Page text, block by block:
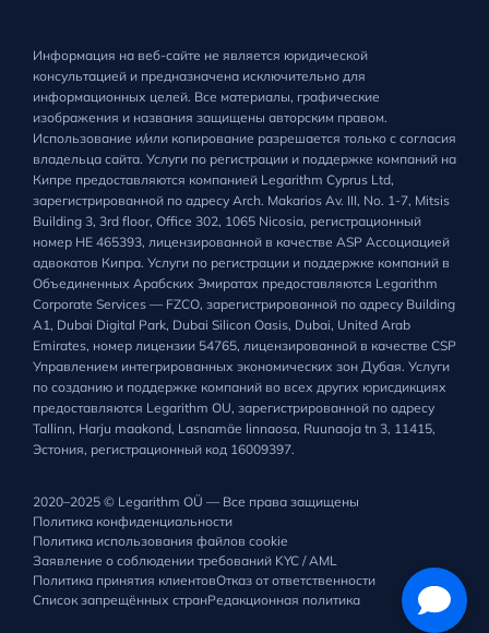
Информация на веб-сайте не является юридической
консультацией и предназначена исключительно для
информационных целей. Все материалы, графические
изображения и названия защищены авторским правом.
Использование и/или копирование разрешается только с согласия
владельца сайта. Услуги по регистрации и поддержке компаний на
Кипре предоставляются компанией Legarithm Cyprus Ltd,
зарегистрированной по адресу Arch. Makarios Av. III, No. 1-7, Mitsis
Building 3, 3rd floor, Office 302, 1065 Nicosia, регистрационный
номер HE 465393, лицензированной в качестве ASP Ассоциацией
адвокатов Кипра. Услуги по регистрации и поддержке компаний в
Объединенных Арабских Эмиратах предоставляются Legarithm
Corporate Services — FZCO, зарегистрированной по адресу Building
A1, Dubai Digital Park, Dubai Silicon Oasis, Dubai, United Arab
Emirates, номер лицензии 54765, лицензированной в качестве CSP
Управлением интегрированных экономических зон Дубая. Услуги
по созданию и поддержке компаний во всех других юрисдикциях
предоставляются Legarithm OU, зарегистрированной по адресу
Tallinn, Harju maakond, Lasnamäe linnaosa, Ruunaoja tn 3, 11415,
Эстония, регистрационный код 16009397.
2020–2025 © Legarithm OÜ — Все права защищены
Политика конфиденциальности
Политика использования файлов cookie
Заявление о соблюдении требований KYC / AML
Политика принятия клиентовОтказ от ответственности
Список запрещённых странРедакционная политика